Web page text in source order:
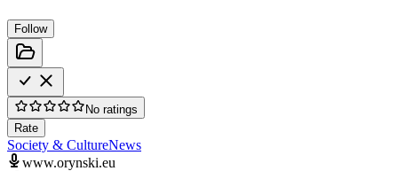
Follow
No ratings
Rate
Society & CultureNews
www.orynski.eu